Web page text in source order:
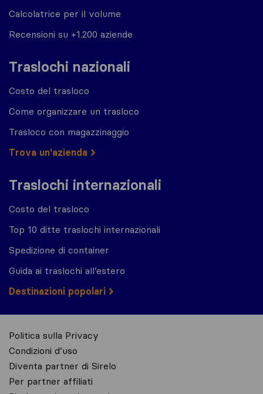
Calcolatrice per il volume
Recensioni su +1.200 aziende
Traslochi nazionali
Costo del trasloco
Come organizzare un trasloco
Trasloco con magazzinaggio
Trova un'azienda
Traslochi internazionali
Costo del trasloco
Top 10 ditte traslochi internazionali
Spedizione di container
Guida ai traslochi all’estero
Destinazioni popolari
Politica sulla Privacy
Condizioni d’uso
Diventa partner di Sirelo
Per partner affiliati